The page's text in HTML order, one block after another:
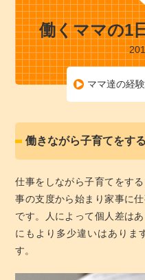
働くママの1
ママ達の経
働きながら子育てをす
仕事をしながら子育てをす
事の支度から始まり家事に
です。人によって個人差は
にもより多少違いはありま
す。